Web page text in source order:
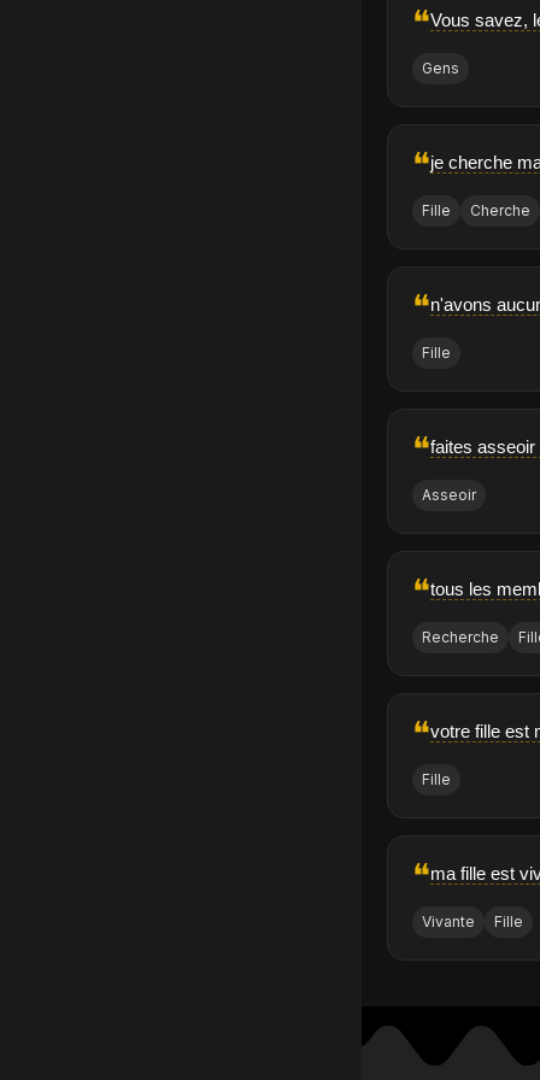
❝Vous savez,
Gens
❝je cherche
Fille Cherche
❝n'avons
Fille
❝faites
Asseoir
❝tous les
Recherche
❝votre fille est
Fille
❝ma fille est
Vivante Fille